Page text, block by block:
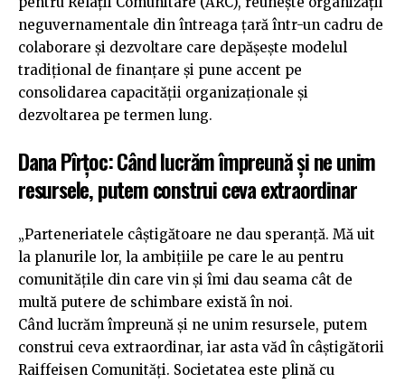
neguvernamentale din întreaga țară într-un cadru de
colaborare și dezvoltare care depășește modelul
tradițional de finanțare și pune accent pe
consolidarea capacității organizaționale și
dezvoltarea pe termen lung.
Dana Pîrțoc: Când lucrăm împreună și ne unim
resursele, putem construi ceva extraordinar
„Parteneriatele câștigătoare ne dau speranță. Mă uit
la planurile lor, la ambițiile pe care le au pentru
comunitățile din care vin și îmi dau seama cât de
multă putere de schimbare există în noi.
Când lucrăm împreună și ne unim resursele, putem
construi ceva extraordinar, iar asta văd în câștigătorii
Raiffeisen Comunități. Societatea este plină cu